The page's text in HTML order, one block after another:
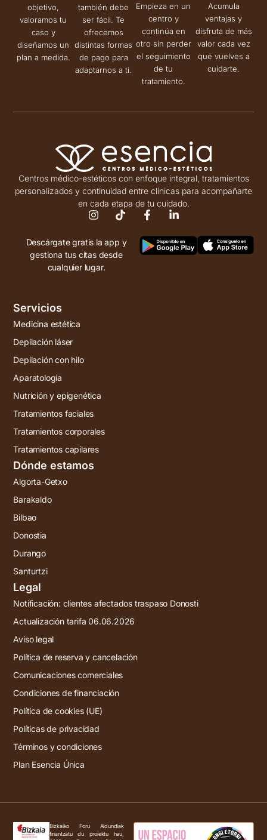
objetivo,
valoramos tu
caso y
diseñamos un
plan a medida.
también debe
ser fácil. Te
ofrecemos
distintas formas
de pago para
adaptarnos a ti.
Empieza en un
centro y
continúa en
otro sin perder
el seguimiento
de tu
tratamiento.
Acumula
ventajas y
disfruta de más
valor cada vez
que vuelves a
cuidarte.
Centros médico-estéticos con enfoque integral, tratamientos
personalizados y continuidad entre clínicas para acompañarte
en cada etapa de tu cuidado.
Descárgate gratis la app y
gestiona tus citas desde
cualquier lugar.
Servicios
Medicina estética
Depilación láser
Depilación con hilo
Aparatología
Nutrición y epigenética
Tratamientos faciales
Tratamientos corporales
Tratamientos capilares
Dónde estamos
Algorta-Getxo
Barakaldo
Bilbao
Donostia
Durango
Santurtzi
Legal
Notificación: clientes afectados traspaso Donosti
Actualización tarifa 06.06.2026
Aviso legal
Política de reserva y cancelación
Comunicaciones comerciales
Condiciones de financiación
Política de cookies (UE)
Políticas de privacidad
Términos y condiciones
Plan Esencia Única
Bizkaiko Foru Aldundiak
finantzatu du proiektu hau,